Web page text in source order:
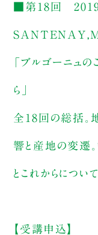
■第18回 2019
「ブルゴーニュ
ら」
全18回の総括。
響と産地の変遷。
とこれからについ
【受講申込】